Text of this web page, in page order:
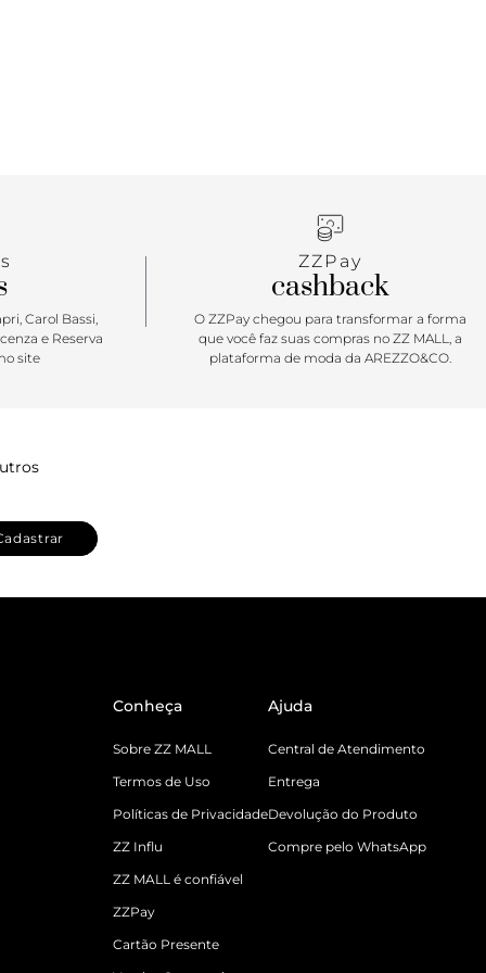
Carol Bassi,
e Reserva
site
ZZPay
cashback
O ZZPay chegou para transformar a forma
que você faz suas compras no ZZ MALL, a
plataforma de moda da AREZZO&CO.
Conheça
Sobre ZZ MALL
Termos de Uso
Políticas de Privacidade
ZZ Influ
ZZ MALL é confiável
ZZPay
Cartão Presente
Ajuda
Central de Atendimento
Entrega
Devolução do Produto
Compre pelo WhatsApp